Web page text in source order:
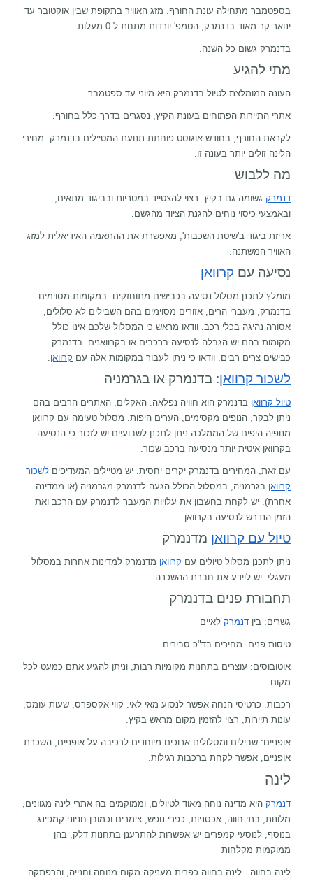
בספטמבר מתחילה עונת החורף. מזג האוויר בתקופת שבין אוקטובר עד
ינואר קר מאוד בדנמרק, הטמפ' יורדות מתחת ל-0 מעלות.
בדנמרק גשום כל השנה.
מתי להגיע
העונה המומלצת לטיול בדנמרק היא מיוני עד ספטמבר.
אתרי התיירות הפתוחים בעונת הקיץ, נסגרים בדרך כלל בחורף.
לקראת החורף, בחודש אוגוסט פוחתת תנועת המטיילים בדנמרק. מחירי
הלינה זולים יותר בעונה זו.
מה ללבוש
דנמרק גשומה גם בקיץ. רצוי להצטייד במטריות ובביגוד מתאים,
ובאמצעי כיסוי נוחים להגנת הציוד מהגשם.
אריזת ביגוד ב'שיטת השכבות', מאפשרת את ההתאמה האידיאלית למזג
האוויר המשתנה.
נסיעה עם קרוואן
מומלץ לתכנן מסלול נסיעה בכבישים מתוחזקים. במקומות מסוימים
בדנמרק, מעברי הרים, אזורים מסוימים בהם השבילים לא סלולים,
אסורה נהיגה בכלי רכב. וודאו מראש כי המסלול שלכם אינו כולל
מקומות בהם יש הגבלה לנסיעה ברכבים או בקרוואנים. בדנמרק
כבישים צרים רבים, וודאו כי ניתן לעבור במקומות אלה עם קרוואן.
לשכור קרוואן: בדנמרק או בגרמניה
טיול קרוואן בדנמרק הוא חוויה נפלאה. האקלים, האתרים הרבים בהם
ניתן לבקר, הנופים מקסימים, הערים היפות. מסלול טעימה עם קרוואן
מנופיה היפים של הממלכה ניתן לתכנן לשבועיים יש לזכור כי הנסיעה
בקרוואן איטית יותר מנסיעה ברכב שכור.
עם זאת, המחירים בדנמרק יקרים יחסית. יש מטיילים המעדיפים לשכור
קרוואן בגרמניה, במסלול הכולל הגעה לדנמרק מגרמניה (או ממדינה
אחרת). יש לקחת בחשבון את עלויות המעבר לדנמרק עם הרכב ואת
הזמן הנדרש לנסיעה בקרוואן.
טיול עם קרוואן מדנמרק
ניתן לתכנן מסלול טיולים עם קרוואן מדנמרק למדינות אחרות במסלול
מעגלי. יש ליידע את חברת ההשכרה.
תחבורת פנים בדנמרק
גשרים: בין דנמרק לאיים
טיסות פנים: מחירים בד"כ סבירים
אוטובוסים: עוצרים בתחנות מקומיות רבות, וניתן להגיע אתם כמעט לכל
מקום.
רכבות: כרטיסי הנחה אפשר לנסוע מאי לאי. קווי אקספרס, שעות עומס,
עונות תיירות, רצוי להזמין מקום מראש בקיץ.
אופניים: שבילים ומסלולים ארוכים מיוחדים לרכיבה על אופניים, השכרת
אופניים, אפשר לקחת ברכבות רגילות.
לינה
דנמרק היא מדינה נוחה מאוד לטיולים, וממוקמים בה אתרי לינה מגוונים,
מלונות, בתי חווה, אכסניות, כפרי נופש, צימרים וכמובן חניוני קמפינג.
בנוסף, לנוסעי קמפרים יש אפשרות להתרענן בתחנות דלק, בהן
ממוקמות מקלחות
לינה בחווה - לינה בחווה כפרית מעניקה מקום מנוחה וחנייה, והרפתקה